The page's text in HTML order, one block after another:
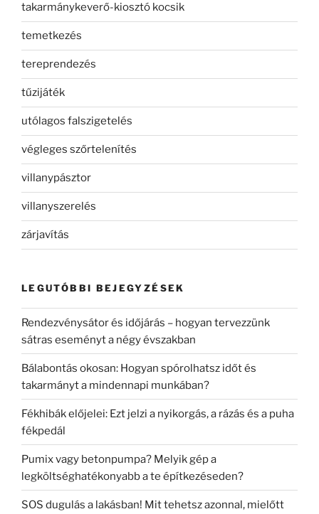
takarmánykeverő-kiosztó kocsik
temetkezés
tereprendezés
tűzijáték
utólagos falszigetelés
végleges szőrtelenítés
villanypásztor
villanyszerelés
zárjavítás
LEGUTÓBBI BEJEGYZÉSEK
Rendezvénysátor és időjárás – hogyan tervezzünk
sátras eseményt a négy évszakban
Bálabontás okosan: Hogyan spórolhatsz időt és
takarmányt a mindennapi munkában?
Fékhibák előjelei: Ezt jelzi a nyikorgás, a rázás és a puha
fékpedál
Pumix vagy betonpumpa? Melyik gép a
legköltséghatékonyabb a te építkezéseden?
SOS dugulás a lakásban! Mit tehetsz azonnal, mielőtt